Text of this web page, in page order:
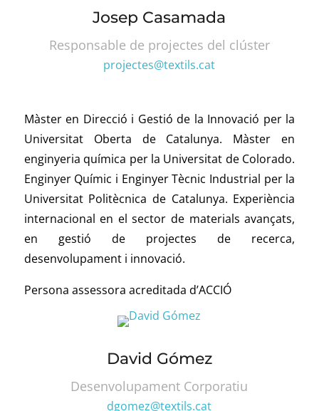
Josep Casamada
Responsable de projectes del clúster
projectes@textils.cat
Màster en Direcció i Gestió de la Innovació per la
Universitat Oberta de Catalunya. Màster en
enginyeria química per la Universitat de Colorado.
Enginyer Químic i Enginyer Tècnic Industrial per la
Universitat Politècnica de Catalunya. Experiència
internacional en el sector de materials avançats,
en gestió de projectes de recerca,
desenvolupament i innovació.
Persona assessora acreditada d’ACCIÓ
David Gómez
Desenvolupament Corporatiu
dgomez@textils.cat